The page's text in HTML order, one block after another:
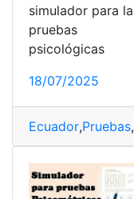
simulador para
pruebas
psicológicas
18/07/2025
Ecuador,Pruebas,